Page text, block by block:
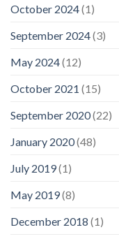
October 2024(1)
September 2024(3)
May 2024(12)
October 2021 (15)
September 2020(22)
January 2020(48)
July 2019(1)
May 2019(8)
December 2018 (1)